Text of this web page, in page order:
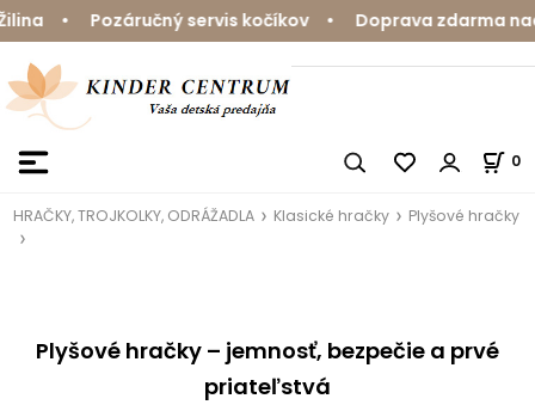
servis kočíkov • Doprava zdarma nad 59
0
HRAČKY, TROJKOLKY, ODRÁŽADLA Klasické hračky Plyšové hračky
Plyšové hračky – jemnosť, bezpečie a prvé
priateľstvá